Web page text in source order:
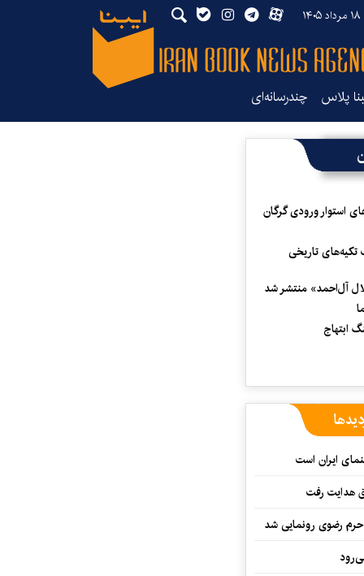
پلاس چندرسانه‌ای
استوار ورودی گرگان
تکیه‌های تاریخی
آل‌احمد» منتشر شد
ابتهاج
ایران است
هدایت رفت
حرم رضوی رونمایی شد